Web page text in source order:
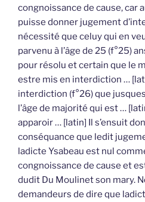
congnoissance de cause, car
puisse donner jugement
nécessité que celuy qui en
parvenu à l’âge de 25 (f°25)
pour résolu et certain que le
estre mis en interdiction …
interdiction (f°26) que
l’âge de majorité qui est …
apparoir … [latin] Il s’ensuit
conséquance que ledit
ladicte Ysabeau est nul
congnoissance de cause et
dudit Du Moulinet son mary.
demandeurs de dire que